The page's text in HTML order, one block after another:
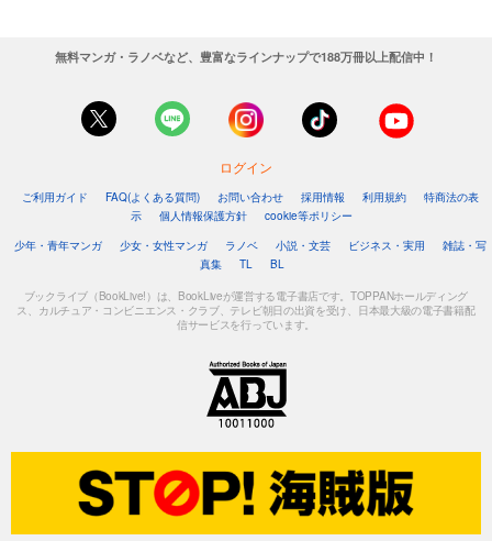
無料マンガ・ラノベなど、豊富なラインナップで188万冊以上配信中！
ログイン
ご利用ガイド FAQ(よくある質問) お問い合わせ 採用情報 利用規約
特商法の表
示
個人情報保護方針
cookie等ポリシー
少年・青年マンガ
少女・女性マンガ ラノベ 小説・文芸 ビジネス・実用
雑誌・写
真集
TL BL
ブックライブ（BookLive!）は、BookLiveが運営する電子書店です。TOPPANホールディング
ス、カルチュア・コンビニエンス・クラブ、テレビ朝日の出資を受け、日本最大級の電子書籍配
信サービスを行っています。